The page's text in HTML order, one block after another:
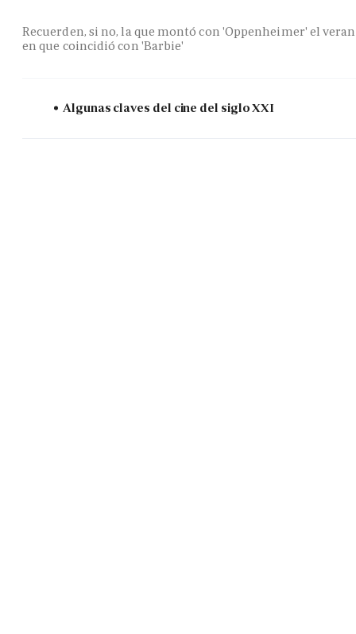
Recuerden, si no, la que montó con 'Oppenheimer' el
en que coincidió con 'Barbie'
Algunas claves del cine del siglo XXI